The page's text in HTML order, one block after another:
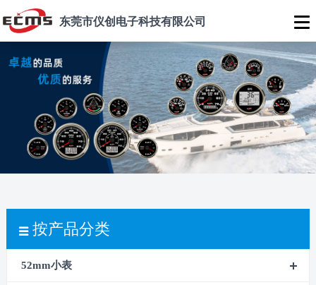
东莞市仪创电子科技有限公司
按产品分类
52mm小表